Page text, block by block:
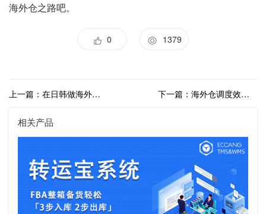
海外仓之路吧。
0 1379
上一篇：在日韩做海外仓业务用什么海外仓系统比较好？ 下一篇：海外仓调度效率太低如何解决？清提派提效方案一览
相关产品